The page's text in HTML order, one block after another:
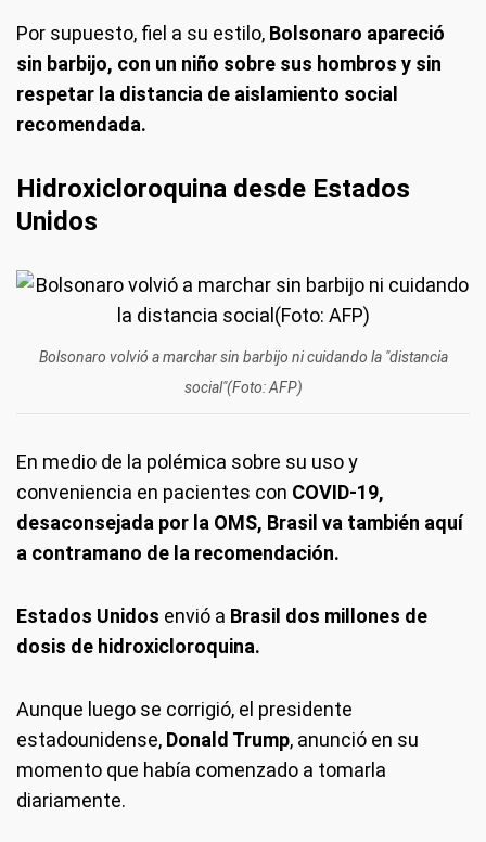
Por supuesto, fiel a su estilo, Bolsonaro apareció
sin barbijo, con un niño sobre sus hombros y sin
respetar la distancia de aislamiento social
recomendada.
Hidroxicloroquina desde Estados
Unidos
Bolsonaro volvió a marchar sin barbijo ni cuidando la "distancia
social"(Foto: AFP)
En medio de la polémica sobre su uso y
conveniencia en pacientes con COVID-19,
desaconsejada por la OMS, Brasil va también aquí
a contramano de la recomendación.
Estados Unidos envió a Brasil dos millones de
dosis de hidroxicloroquina.
Aunque luego se corrigió, el presidente
estadounidense, Donald Trump, anunció en su
momento que había comenzado a tomarla
diariamente.